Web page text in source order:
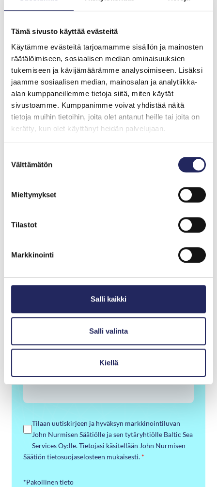
Tämä sivusto käyttää evästeitä
Käytämme evästeitä tarjoamamme sisällön ja mainosten
räätälöimiseen, sosiaalisen median ominaisuuksien
tukemiseen ja kävijämäärämme analysoimiseen. Lisäksi
jaamme sosiaalisen median, mainosalan ja analytiikka-
alan kumppaneillemme tietoja siitä, miten käytät
sivustoamme. Kumppanimme voivat yhdistää näitä
tietoja muihin tietoihin, joita olet antanut heille tai joita on
kerätty, kun olet käyttänyt heidän palvelujaan.
valinta
Välttämätön
Mieltymykset
Tilastot
Markkinointi
Salli kaikki
Salli valinta
Kiellä
ympäristörahoitusyhtiön NEFCOn ja eurooppalaisen
jossa pyritään tuottamaan kestävää energiaa Lvivin
kaupungin tarpeisiin.
Haluatko pysyä
kartalla Itämeren
Tilaa uutiskirjeemme ja kuulet ensimmäisenä
julkaisuista ja muista kiinnostavista sisällöistä.
Sukunimi*
Tilaan uutiskirjeen ja hyväksyn markkinointiluvan
John Nurmisen Säätiölle ja sen tytäryhtiölle Baltic Sea
Services Oy:lle. Tietojasi käsitellään John Nurmisen
Säätiön tietosuojaselosteen mukaisesti. *
*Pakollinen tieto